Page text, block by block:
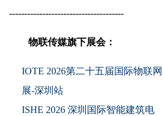
--------------------------------------
物联传媒旗下展会：
IOTE 2026第二十五届国际物联网
展-深圳站
ISHE 2026 深圳国际智能建筑电